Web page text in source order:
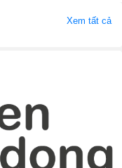
Xem tất cả